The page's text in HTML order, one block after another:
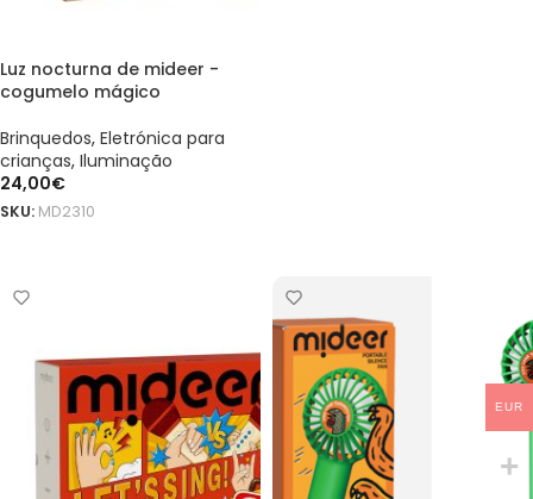
Luz nocturna de mideer -
cogumelo mágico
Brinquedos, Eletrónica para
crianças, Iluminação
24,00€
SKU: MD2310
EUR